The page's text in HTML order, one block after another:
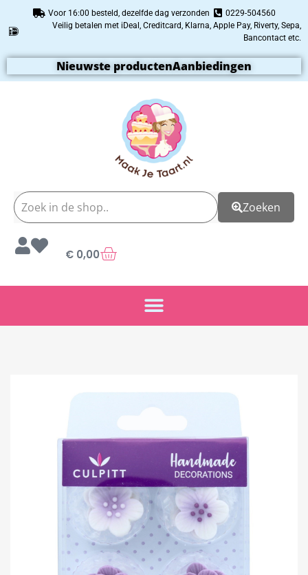
Voor 16:00 besteld, dezelfde dag verzonden
0229-504560
Veilig betalen met iDeal, Creditcard, Klarna, Apple Pay, Riverty, Sepa,
Bancontact etc.
Nieuwste productenAanbiedingen
Zoeken
€ 0,00